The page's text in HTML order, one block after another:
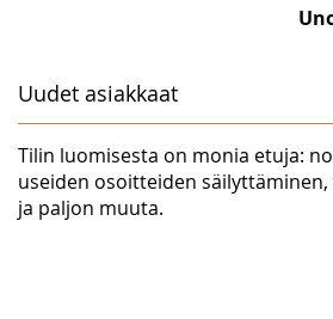
Uudet asiakkaat
Tilin luomisesta on monia etuja:
useiden osoitteiden
ja paljon muuta.